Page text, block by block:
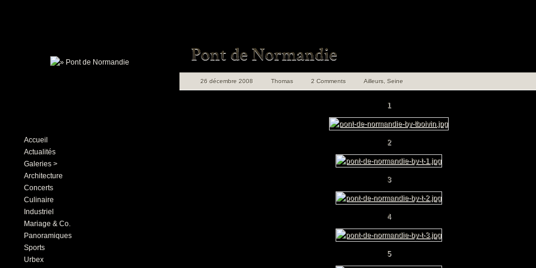
Accueil
Actualités
Galeries >
Architecture
Concerts
Culinaire
Industriel
Mariage & Co.
Panoramiques
Sports
Urbex
26 décembre 2008 Thomas 2 Comments Ailleurs Seine
1
2
3
4
5